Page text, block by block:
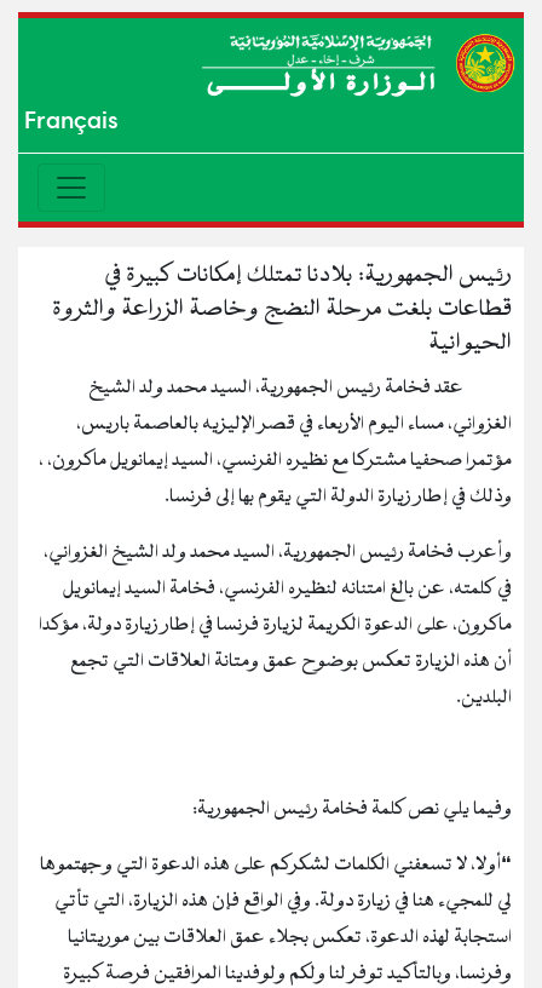
Français
رئيس الجمهورية: بلادنا تمتلك إمكانات كبيرة في
قطاعات بلغت مرحلة النضج وخاصة الزراعة والثروة
الحيوانية
عقد فخامة رئيس الجمهورية، السيد محمد ولد الشيخ
الغزواني، مساء اليوم الأربعاء في قصر الإليزيه بالعاصمة باريس،
مؤتمرا صحفيا مشتركا مع نظيره الفرنسي، السيد إيمانويل ماكرون، ،
وذلك في إطار زيارة الدولة التي يقوم بها إلى فرنسا.
وأعرب فخامة رئيس الجمهورية، السيد محمد ولد الشيخ الغزواني،
في كلمته، عن بالغ امتنانه لنظيره الفرنسي، فخامة السيد إيمانويل
ماكرون، على الدعوة الكريمة لزيارة فرنسا في إطار زيارة دولة، مؤكدا
أن هذه الزيارة تعكس بوضوح عمق ومتانة العلاقات التي تجمع
البلدين.
وفيما يلي نص كلمة فخامة رئيس الجمهورية:
“أولا، لا تسعفني الكلمات لشكركم على هذه الدعوة التي وجهتموها
لي للمجيء هنا في زيارة دولة. وفي الواقع فإن هذه الزيارة، التي تأتي
استجابة لهذه الدعوة، تعكس بجلاء عمق العلاقات بين موريتانيا
وفرنسا، وبالتأكيد توفر لنا ولكم ولوفدينا المرافقين فرصة كبيرة